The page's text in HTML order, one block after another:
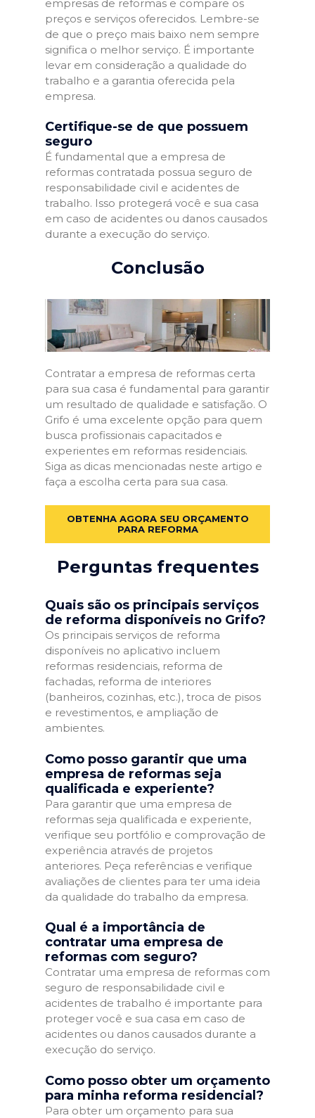
empresas de reformas e compare os
preços e serviços oferecidos. Lembre-se
de que o preço mais baixo nem sempre
significa o melhor serviço. É importante
levar em consideração a qualidade do
trabalho e a garantia oferecida pela
empresa.
Certifique-se de que possuem
seguro
É fundamental que a empresa de
reformas contratada possua seguro de
responsabilidade civil e acidentes de
trabalho. Isso protegerá você e sua casa
em caso de acidentes ou danos causados
durante a execução do serviço.
Conclusão
Contratar a empresa de reformas certa
para sua casa é fundamental para garantir
um resultado de qualidade e satisfação. O
Grifo é uma excelente opção para quem
busca profissionais capacitados e
experientes em reformas residenciais.
Siga as dicas mencionadas neste artigo e
faça a escolha certa para sua casa.
OBTENHA AGORA SEU ORÇAMENTO
PARA REFORMA
Perguntas frequentes
Quais são os principais serviços
de reforma disponíveis no Grifo?
Os principais serviços de reforma
disponíveis no aplicativo incluem
reformas residenciais, reforma de
fachadas, reforma de interiores
(banheiros, cozinhas, etc.), troca de pisos
e revestimentos, e ampliação de
ambientes.
Como posso garantir que uma
empresa de reformas seja
qualificada e experiente?
Para garantir que uma empresa de
reformas seja qualificada e experiente,
verifique seu portfólio e comprovação de
experiência através de projetos
anteriores. Peça referências e verifique
avaliações de clientes para ter uma ideia
da qualidade do trabalho da empresa.
Qual é a importância de
contratar uma empresa de
reformas com seguro?
Contratar uma empresa de reformas com
seguro de responsabilidade civil e
acidentes de trabalho é importante para
proteger você e sua casa em caso de
acidentes ou danos causados durante a
execução do serviço.
Como posso obter um orçamento
para minha reforma residencial?
Para obter um orçamento para sua